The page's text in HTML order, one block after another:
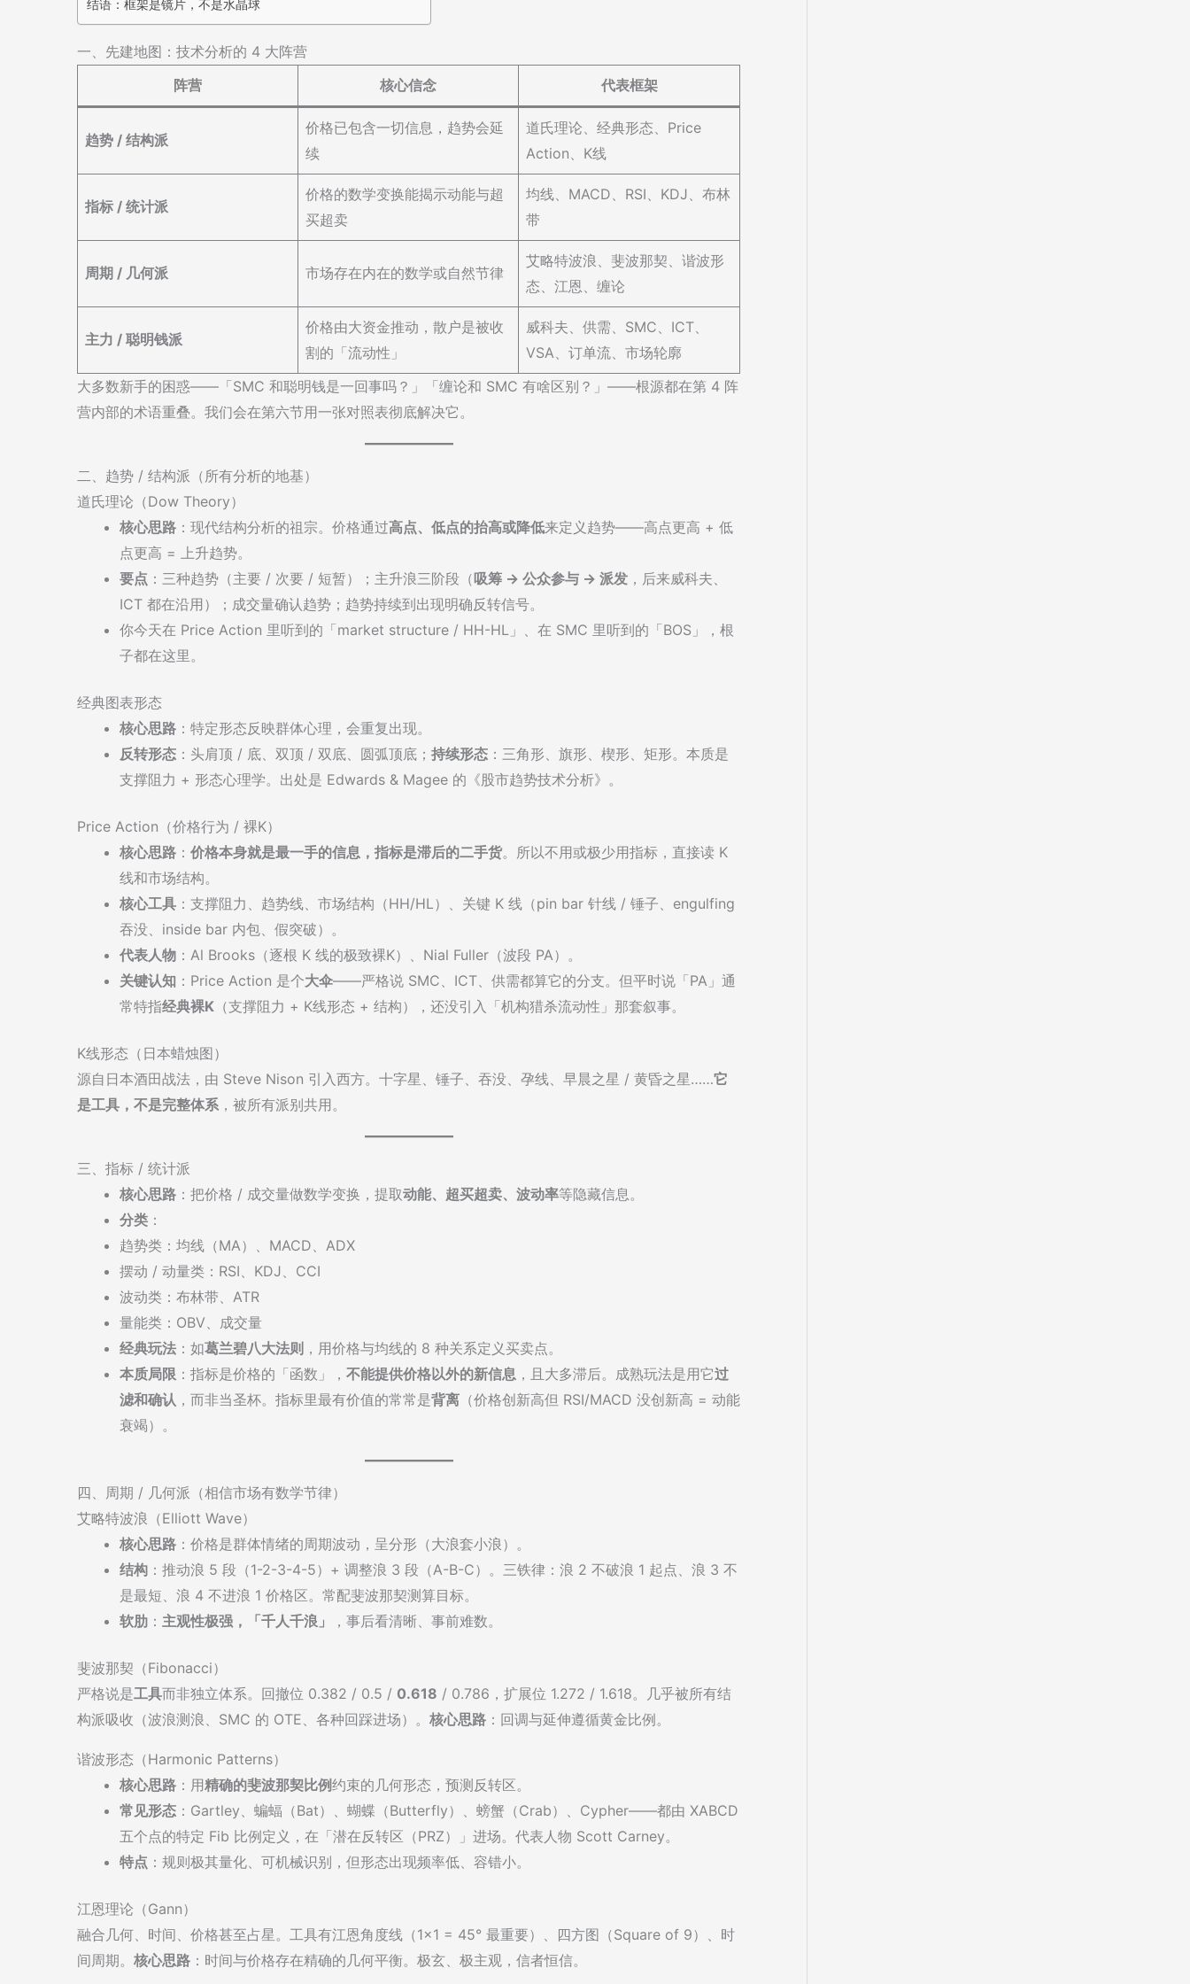
结语：框架是镜片，不是水晶球
一、先建地图：技术分析的 4 大阵营
阵营
核心信念 代表框架
趋势 / 结构派
价格已包含一切信息，趋势会延
续
道氏理论、经典形态、Price
Action、K线
指标 / 统计派
价格的数学变换能揭示动能与超
买超卖
均线、MACD、RSI、KDJ、布林
带
周期 / 几何派 市场存在内在的数学或自然节律
艾略特波浪、斐波那契、谐波形
态、江恩、缠论
主力 / 聪明钱派
价格由大资金推动，散户是被收
割的「流动性」
威科夫、供需、SMC、ICT、
VSA、订单流、市场轮廓
大多数新手的困惑——「SMC 和聪明钱是一回事吗？」「缠论和 SMC 有啥区别？」——根源都在第 4 阵
营内部的术语重叠。我们会在第六节用一张对照表彻底解决它。
二、趋势 / 结构派（所有分析的地基）
道氏理论（Dow Theory）
核心思路 ：现代结构分析的祖宗。价格通过高点、低点的抬高或降低来定义趋势——高点更高 + 低
点更高 = 上升趋势。
要点 ：三种趋势（主要 / 次要 / 短暂）；主升浪三阶段（吸筹 → 公众参与 → 派发 ，后来威科夫、
ICT 都在沿用）；成交量确认趋势；趋势持续到出现明确反转信号。
你今天在 Price Action 里听到的「market structure / HH-HL」、在 SMC 里听到的「BOS」，根
子都在这里。
经典图表形态
核心思路 ：特定形态反映群体心理，会重复出现。
反转形态 ：头肩顶 / 底、双顶 / 双底、圆弧顶底； 持续形态 ：三角形、旗形、楔形、矩形。本质是
支撑阻力 + 形态心理学。出处是 Edwards & Magee 的《股市趋势技术分析》。
Price Action（价格行为 / 裸K）
核心思路 ： 价格本身就是最一手的信息，指标是滞后的二手货。所以不用或极少用指标，直接读 K
线和市场结构。
核心工具 ：支撑阻力、趋势线、市场结构（HH/HL）、关键 K 线（pin bar 针线 / 锤子、engulfing
吞没、inside bar 内包、假突破）。
代表人物 ：Al Brooks（逐根 K 线的极致裸K）、Nial Fuller（波段 PA）。
关键认知 ：Price Action 是个大伞——严格说 SMC、ICT、供需都算它的分支。但平时说「PA」通
常特指经典裸K （支撑阻力 + K线形态 + 结构），还没引入「机构猎杀流动性」那套叙事。
K线形态（日本蜡烛图）
源自日本酒田战法，由 Steve Nison 引入西方。十字星、锤子、吞没、孕线、早晨之星 / 黄昏之星……它
是工具，不是完整体系，被所有派别共用。
三、指标 / 统计派
核心思路 ：把价格 / 成交量做数学变换，提取动能、超买超卖、波动率等隐藏信息。
分类 ：
趋势类：均线（MA）、MACD、ADX
摆动 / 动量类：RSI、KDJ、CCI
波动类：布林带、ATR
量能类：OBV、成交量
经典玩法 ：如葛兰碧八大法则 ，用价格与均线的 8 种关系定义买卖点。
本质局限 ：指标是价格的「函数」， 不能提供价格以外的新信息 ，且大多滞后。成熟玩法是用它过
滤和确认 ，而非当圣杯。指标里最有价值的常常是背离 （价格创新高但 RSI/MACD 没创新高 = 动能
衰竭）。
四、周期 / 几何派（相信市场有数学节律）
艾略特波浪（Elliott Wave）
核心思路 ：价格是群体情绪的周期波动，呈分形（大浪套小浪）。
结构 ：推动浪 5 段（1-2-3-4-5）+ 调整浪 3 段（A-B-C）。三铁律：浪 2 不破浪 1 起点、浪 3 不
是最短、浪 4 不进浪 1 价格区。常配斐波那契测算目标。
软肋 ： 主观性极强，「千人千浪」 ，事后看清晰、事前难数。
斐波那契（Fibonacci）
严格说是工具而非独立体系。回撤位 0.382 / 0.5 / 0.618 / 0.786，扩展位 1.272 / 1.618。几乎被所有结
构派吸收（波浪测浪、SMC 的 OTE、各种回踩进场）。 核心思路 ：回调与延伸遵循黄金比例。
谐波形态（Harmonic Patterns）
核心思路 ：用精确的斐波那契比例约束的几何形态，预测反转区。
常见形态 ：Gartley、蝙蝠（Bat）、蝴蝶（Butterfly）、螃蟹（Crab）、Cypher——都由 XABCD
五个点的特定 Fib 比例定义，在「潜在反转区（PRZ）」进场。代表人物 Scott Carney。
特点 ：规则极其量化、可机械识别，但形态出现频率低、容错小。
江恩理论（Gann）
融合几何、时间、价格甚至占星。工具有江恩角度线（1×1 = 45° 最重要）、四方图（Square of 9）、时
间周期。 核心思路 ：时间与价格存在精确的几何平衡。极玄、极主观，信者恒信。